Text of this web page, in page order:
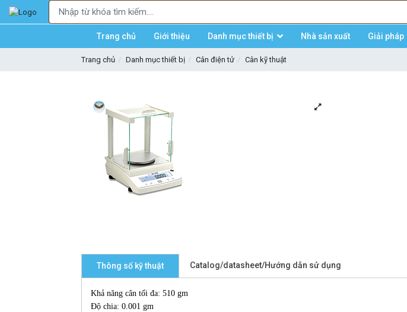
Trang chủ Giới thiệu Danh mục thiết bị Nhà sản xuất Giải pháp
Trang chủ Danh mục thiết bị Cân điện tử Cân kỹ thuật
Thông số kỹ thuật Catalog/datasheet/Hướng dẫn sử dụng
Khả năng cân tối đa: 510 gm
Độ chia: 0.001 gm